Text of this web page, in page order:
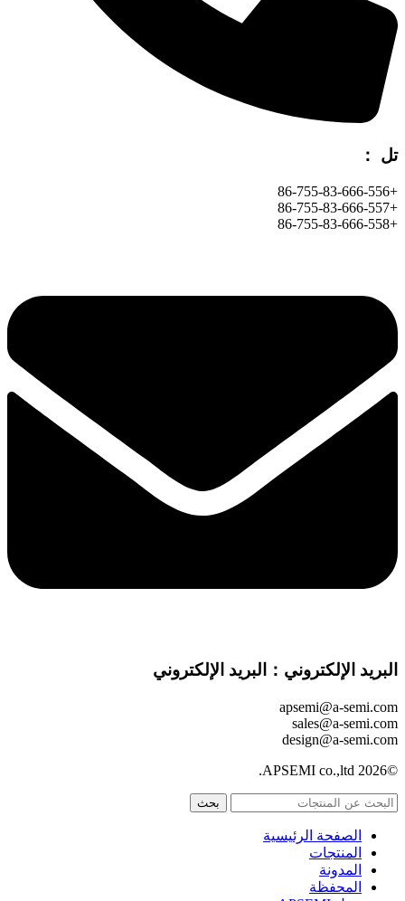
تل ：
+86-755-83-666-556
+86-755-83-666-557
+86-755-83-666-558
البريد الإلكتروني：البريد الإلكتروني
apsemi@a-semi.com
sales@a-semi.com
design@a-semi.com
©2026 APSEMI co.,ltd.
بحث
الصفحة الرئيسية
المنتجات
المدونة
المحفظة